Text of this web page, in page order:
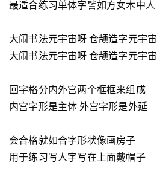
最适合练习单体字譬如方女木中人
大闹书法元宇宙呀 仓颉造字元宇宙
大闹书法元宇宙呀 仓颉造字元宇宙
回字格分内外宫两个框框来组成
内宫字形是主体 外宫字形是外延
会合格就如合字形状像画房子
用于练习写人字写在上面戴帽子